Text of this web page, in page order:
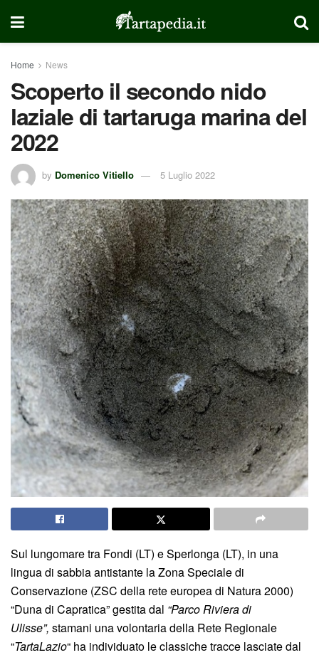
Home News
Scoperto il secondo nido
laziale di tartaruga marina del
2022
by Domenico Vitiello 5 Luglio 2022
Sul lungomare tra Fondi (LT) e Sperlonga (LT), in una
lingua di sabbia antistante la Zona Speciale di
Conservazione (ZSC della rete europea di Natura 2000)
“Duna di Capratica” gestita dal “Parco Riviera di
Ulisse”, stamani una volontaria della Rete Regionale
“TartaLazio“ ha individuato le classiche tracce lasciate dal